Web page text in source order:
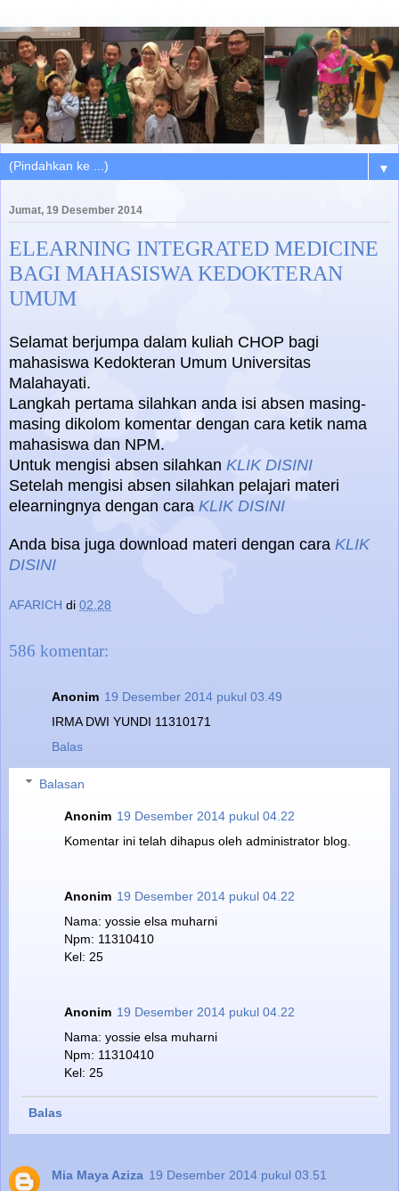
▼
Jumat, 19 Desember 2014
ELEARNING INTEGRATED MEDICINE
BAGI MAHASISWA KEDOKTERAN
UMUM
Selamat berjumpa dalam kuliah CHOP bagi
mahasiswa Kedokteran Umum Universitas
Malahayati.
Langkah pertama silahkan anda isi absen masing-
masing dikolom komentar dengan cara ketik nama
mahasiswa dan NPM.
Untuk mengisi absen silahkan KLIK DISINI
Setelah mengisi absen silahkan pelajari materi
elearningnya dengan cara KLIK DISINI
Anda bisa juga download materi dengan cara KLIK
DISINI
AFARICH di 02.28
586 komentar:
Anonim 19 Desember 2014 pukul 03.49
IRMA DWI YUNDI 11310171
Balas
Balasan
Anonim 19 Desember 2014 pukul 04.22
Komentar ini telah dihapus oleh administrator blog.
Anonim 19 Desember 2014 pukul 04.22
Nama: yossie elsa muharni
Npm: 11310410
Kel: 25
Anonim 19 Desember 2014 pukul 04.22
Nama: yossie elsa muharni
Npm: 11310410
Kel: 25
Balas
Mia Maya Aziza 19 Desember 2014 pukul 03.51